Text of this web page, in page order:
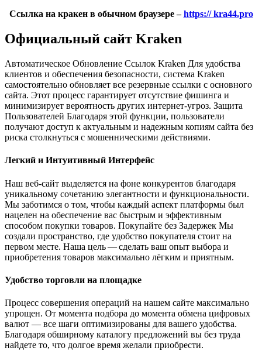
Ссылка на кракен в обычном браузере – https:// kra44.pro
Официальный сайт Kraken
Автоматическое Обновление Ссылок Kraken Для удобства
клиентов и обеспечения безопасности, система Kraken
самостоятельно обновляет все резервные ссылки с основного
сайта. Этот процесс гарантирует отсутствие фишинга и
минимизирует вероятность других интернет-угроз. Защита
Пользователей Благодаря этой функции, пользователи
получают доступ к актуальным и надежным копиям сайта без
риска столкнуться с мошенническими действиями.
Легкий и Интуитивный Интерфейс
Наш веб-сайт выделяется на фоне конкурентов благодаря
уникальному сочетанию элегантности и функциональности.
Мы заботимся о том, чтобы каждый аспект платформы был
нацелен на обеспечение вас быстрым и эффективным
способом покупки товаров. Покупайте без Задержек Мы
создали пространство, где удобство покупателя стоит на
первом месте. Наша цель — сделать ваш опыт выбора и
приобретения товаров максимально лёгким и приятным.
Удобство торговли на площадке
Процесс совершения операций на нашем сайте максимально
упрощен. От момента подбора до момента обмена цифровых
валют — все шаги оптимизированы для вашего удобства.
Благодаря обширному каталогу предложений вы без труда
найдете то, что долгое время желали приобрести.